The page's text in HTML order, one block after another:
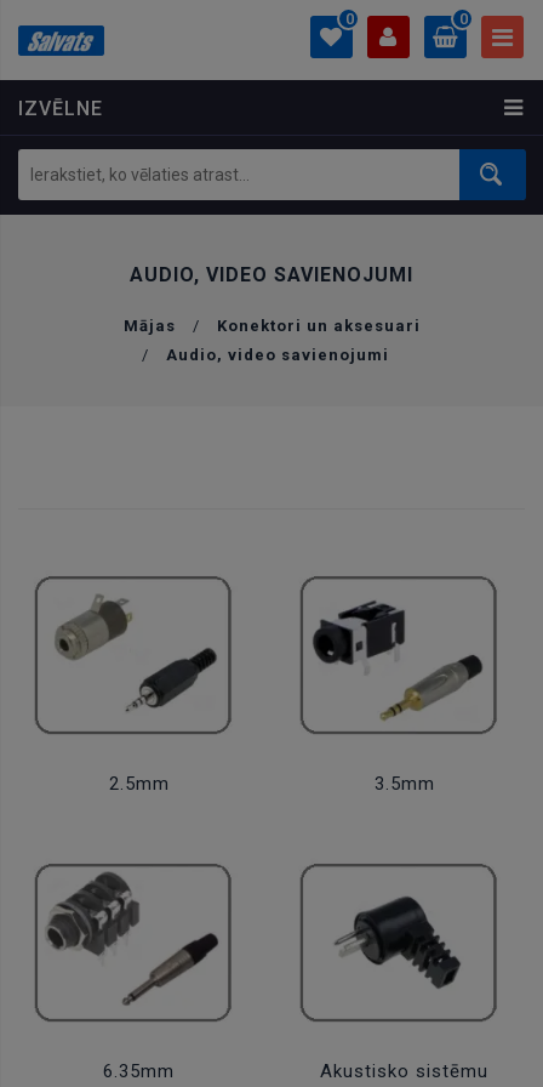
IZVĒLNE
0
PROFILS
Ielogoties
Izveidot kontu
0
0.00 €
AUDIO, VIDEO SAVIENOJUMI
Mājas /
Konektori un aksesuari
/
Audio, video savienojumi
2.5mm 3.5mm
6.35mm
Akustisko sistēmu